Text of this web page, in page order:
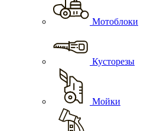
Мотоблоки
Кусторезы
Мойки